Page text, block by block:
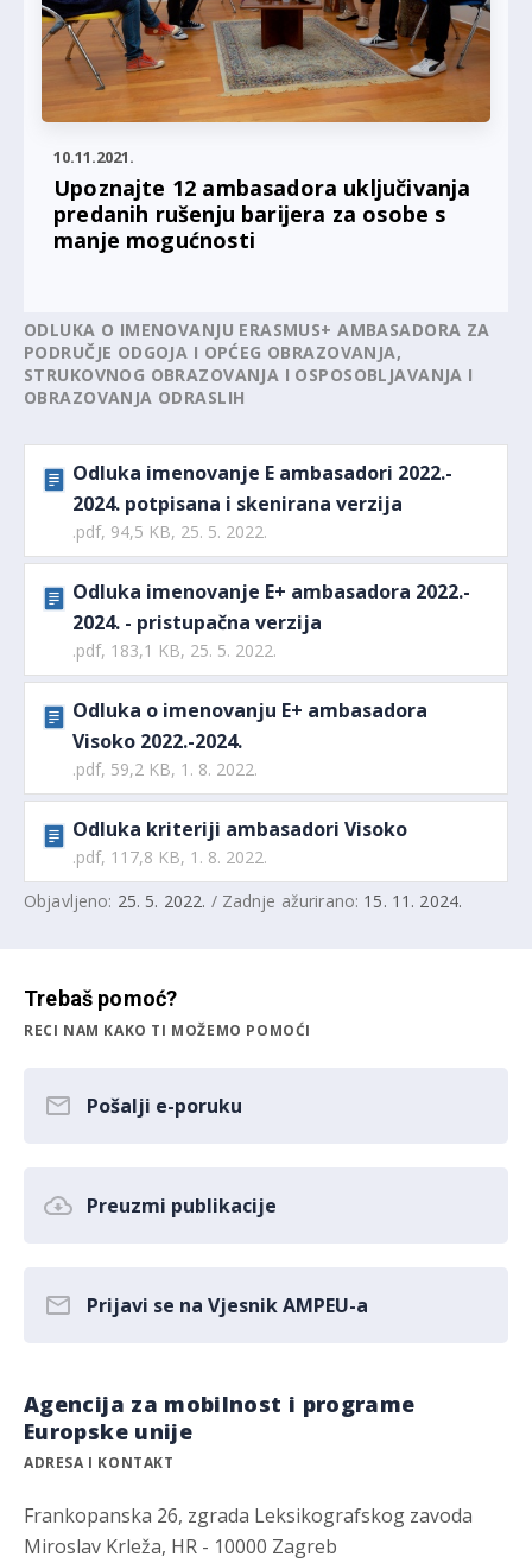
10.11.2021.
Upoznajte 12 ambasadora uključivanja
predanih rušenju barijera za osobe s
manje mogućnosti
ODLUKA O IMENOVANJU ERASMUS+ AMBASADORA ZA
PODRUČJE ODGOJA I OPĆEG OBRAZOVANJA,
STRUKOVNOG OBRAZOVANJA I OSPOSOBLJAVANJA I
OBRAZOVANJA ODRASLIH
Odluka imenovanje E ambasadori 2022.-
2024. potpisana i skenirana verzija
.pdf, 94,5 KB, 25. 5. 2022.
Odluka imenovanje E+ ambasadora 2022.-
2024. - pristupačna verzija
.pdf, 183,1 KB, 25. 5. 2022.
Odluka o imenovanju E+ ambasadora
Visoko 2022.-2024.
.pdf, 59,2 KB, 1. 8. 2022.
Odluka kriteriji ambasadori Visoko
.pdf, 117,8 KB, 1. 8. 2022.
Objavljeno: 25. 5. 2022. / Zadnje ažurirano: 15. 11. 2024.
Trebaš pomoć?
RECI NAM KAKO TI MOŽEMO POMOĆI
Pošalji e-poruku
Preuzmi publikacije
Prijavi se na Vjesnik AMPEU-a
Agencija za mobilnost i programe
Europske unije
ADRESA I KONTAKT
Frankopanska 26, zgrada Leksikografskog zavoda
Miroslav Krleža, HR - 10000 Zagreb